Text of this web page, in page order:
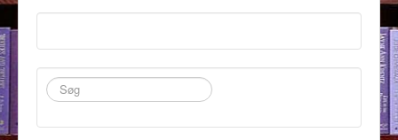
Søg
...